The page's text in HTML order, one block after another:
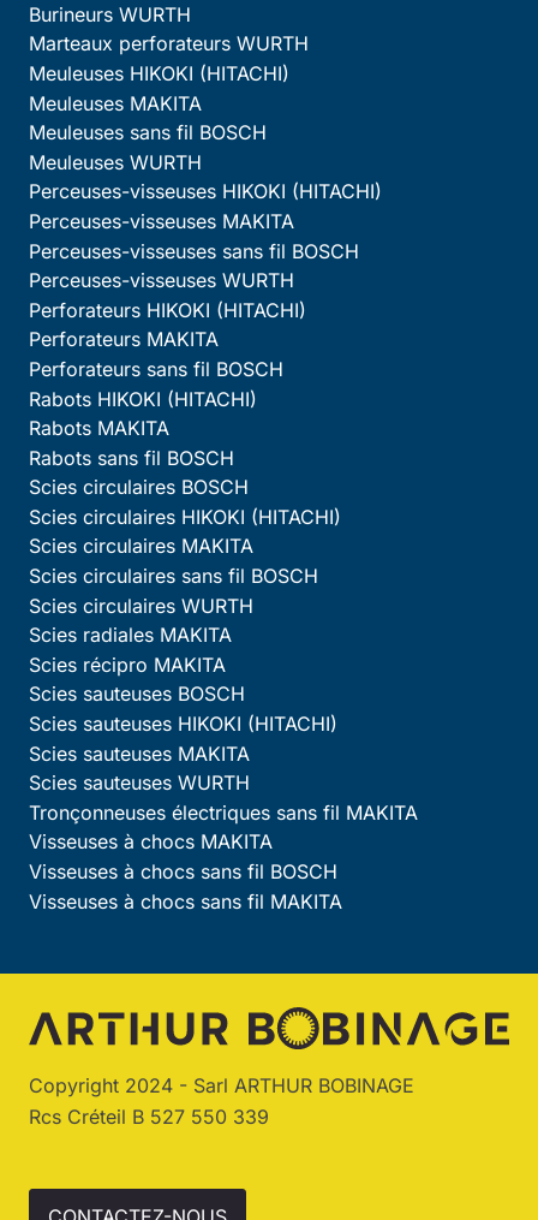
Burineurs WURTH
Marteaux perforateurs WURTH
Meuleuses HIKOKI (HITACHI)
Meuleuses MAKITA
Meuleuses sans fil BOSCH
Meuleuses WURTH
Perceuses-visseuses HIKOKI (HITACHI)
Perceuses-visseuses MAKITA
Perceuses-visseuses sans fil BOSCH
Perceuses-visseuses WURTH
Perforateurs HIKOKI (HITACHI)
Perforateurs MAKITA
Perforateurs sans fil BOSCH
Rabots HIKOKI (HITACHI)
Rabots MAKITA
Rabots sans fil BOSCH
Scies circulaires BOSCH
Scies circulaires HIKOKI (HITACHI)
Scies circulaires MAKITA
Scies circulaires sans fil BOSCH
Scies circulaires WURTH
Scies radiales MAKITA
Scies récipro MAKITA
Scies sauteuses BOSCH
Scies sauteuses HIKOKI (HITACHI)
Scies sauteuses MAKITA
Scies sauteuses WURTH
Tronçonneuses électriques sans fil MAKITA
Visseuses à chocs MAKITA
Visseuses à chocs sans fil BOSCH
Visseuses à chocs sans fil MAKITA
Copyright 2024 - Sarl ARTHUR BOBINAGE
Rcs Créteil B 527 550 339